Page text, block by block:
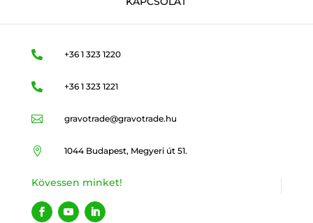
 +36 1 323 1220
 +36 1 323 1221
 gravotrade@gravotrade.hu
 1044 Budapest, Megyeri út 51.
Kövessen minket!